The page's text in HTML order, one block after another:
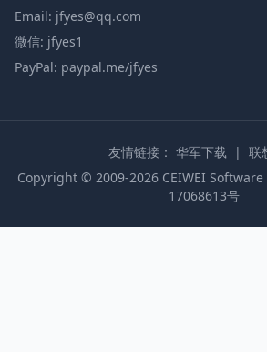
Email: jfyes@qq.com
微信: jfyes1
PayPal: paypal.me/jfyes
友情链接： 华军下载 | 联
Copyright © 2009-2026 CEIWEI
17068613号